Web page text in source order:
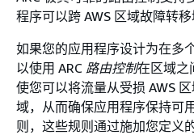
程序可以跨 AWS 区域故障转移
如果您的应用程序设计为在多
以使用 ARC 路由控制在区域之
使您可以将流量从受损 AWS
域，从而确保应用程序保持可
则，这些规则通过施加您定义